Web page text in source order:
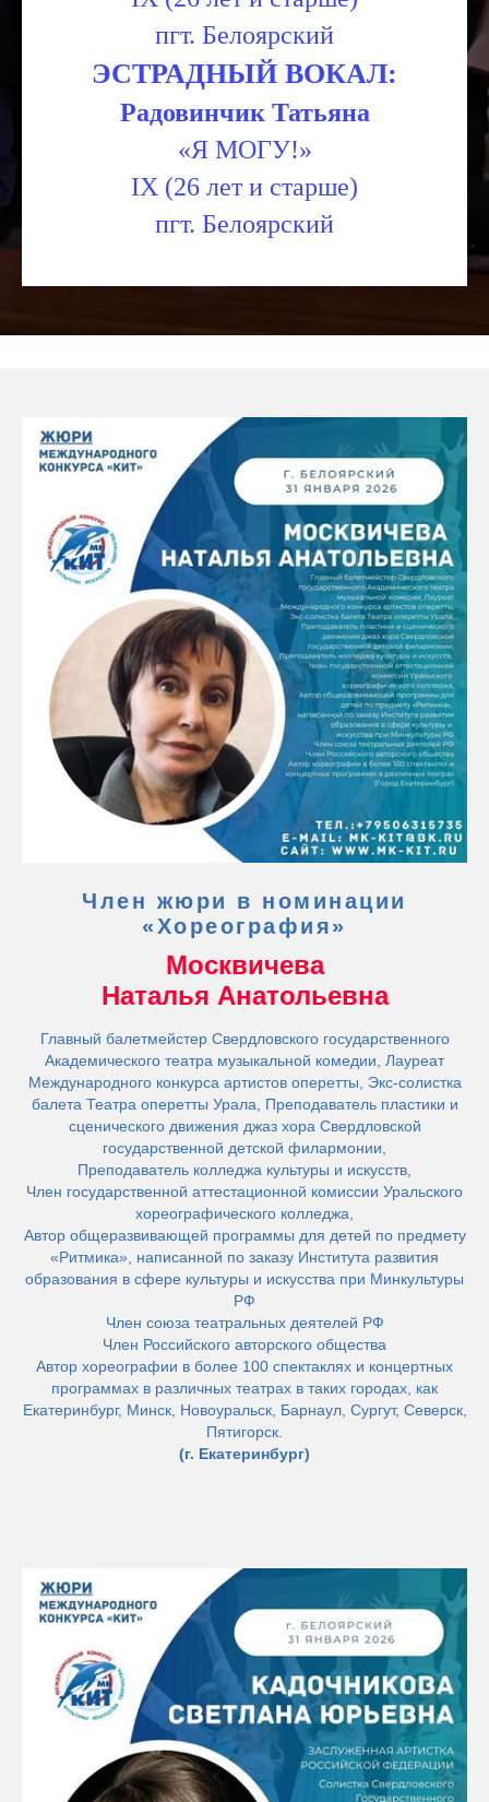
пгт. Белоярский
ЭСТРАДНЫЙ ВОКАЛ:
Радовинчик Татьяна
«Я МОГУ!»
IX (26 лет и старше)
пгт. Белоярский
Член жюри в номинации
«Хореография»
Москвичева
Наталья Анатольевна
Главный балетмейстер Свердловского государственного
Академического театра музыкальной комедии, Лауреат
Международного конкурса артистов оперетты, Экс-солистка
балета Театра оперетты Урала, Преподаватель пластики и
сценического движения джаз хора Свердловской
государственной детской филармонии,
Преподаватель колледжа культуры и искусств,
Член государственной аттестационной комиссии Уральского
хореографического колледжа,
Автор общеразвивающей программы для детей по предмету
«Ритмика», написанной по заказу Института развития
образования в сфере культуры и искусства при Минкультуры
РФ
Член союза театральных деятелей РФ
Член Российского авторского общества
Автор хореографии в более 100 спектаклях и концертных
программах в различных театрах в таких городах, как
Екатеринбург, Минск, Новоуральск, Барнаул, Сургут, Северск,
Пятигорск.
(г. Екатеринбург)